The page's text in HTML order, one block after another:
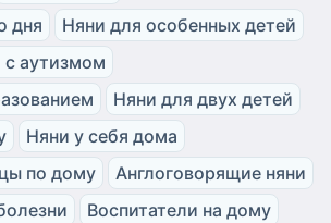
дня
Няни для особенных детей
с аутизмом
Няни для двух детей
Няни у себя дома
по дому
Англоговорящие няни
Воспитатели на дому